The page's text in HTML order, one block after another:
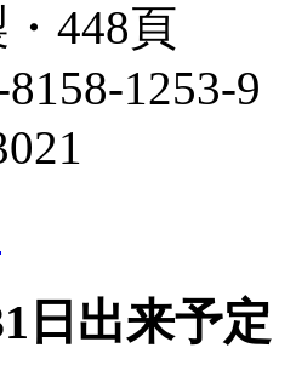
448頁
1253-9
日出来予定